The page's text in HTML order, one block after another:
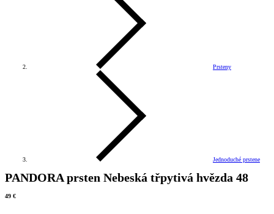
Prsteny
Jednoduché prstene
PANDORA prsten Nebeská třpytivá hvězda 48
49 €